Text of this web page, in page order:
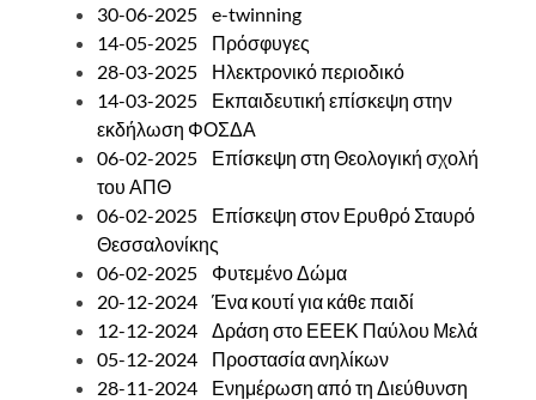
30-06-2025 e-twinning
14-05-2025 Πρόσφυγες
28-03-2025 Ηλεκτρονικό περιοδικό
14-03-2025 Εκπαιδευτική επίσκεψη στην
εκδήλωση ΦΟΣΔΑ
06-02-2025 Επίσκεψη στη Θεολογική σχολή
του ΑΠΘ
06-02-2025 Επίσκεψη στον Ερυθρό Σταυρό
Θεσσαλονίκης
06-02-2025 Φυτεμένο Δώμα
20-12-2024 Ένα κουτί για κάθε παιδί
12-12-2024 Δράση στο ΕΕΕΚ Παύλου Μελά
05-12-2024 Προστασία ανηλίκων
28-11-2024 Ενημέρωση από τη Διεύθυνση